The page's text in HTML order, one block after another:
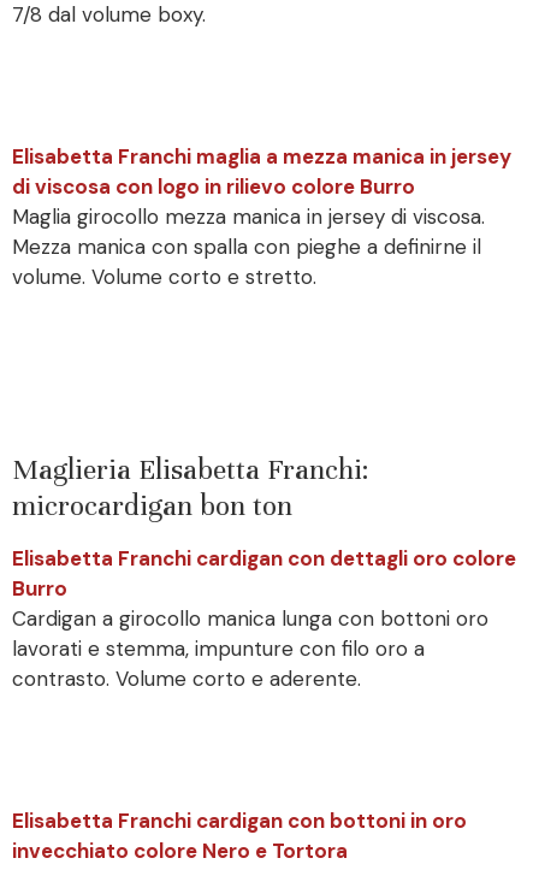
7/8 dal volume boxy.
Elisabetta Franchi maglia a mezza manica in jersey
di viscosa con logo in rilievo colore Burro
Maglia girocollo mezza manica in jersey di viscosa.
Mezza manica con spalla con pieghe a definirne il
volume. Volume corto e stretto.
Maglieria Elisabetta Franchi:
microcardigan bon ton
Elisabetta Franchi cardigan con dettagli oro colore
Burro
Cardigan a girocollo manica lunga con bottoni oro
lavorati e stemma, impunture con filo oro a
contrasto. Volume corto e aderente.
Elisabetta Franchi cardigan con bottoni in oro
invecchiato colore Nero e Tortora